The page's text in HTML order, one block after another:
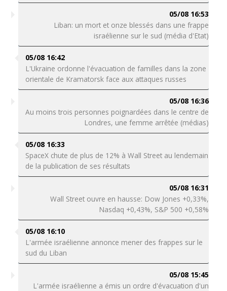
05/08 16:53
Liban: un mort et onze blessés dans une frappe
israélienne sur le sud (média d'Etat)
05/08 16:42
L'Ukraine ordonne l'évacuation de familles dans la zone
orientale de Kramatorsk face aux attaques russes
05/08 16:36
Au moins trois personnes poignardées dans le centre de
Londres, une femme arrêtée (médias)
05/08 16:33
SpaceX chute de plus de 12% à Wall Street au lendemain
de la publication de ses résultats
05/08 16:31
Wall Street ouvre en hausse: Dow Jones +0,33%,
Nasdaq +0,43%, S&P 500 +0,58%
05/08 16:10
L'armée israélienne annonce mener des frappes sur le
sud du Liban
05/08 15:45
L'armée israélienne a émis un ordre d'évacuation d'un